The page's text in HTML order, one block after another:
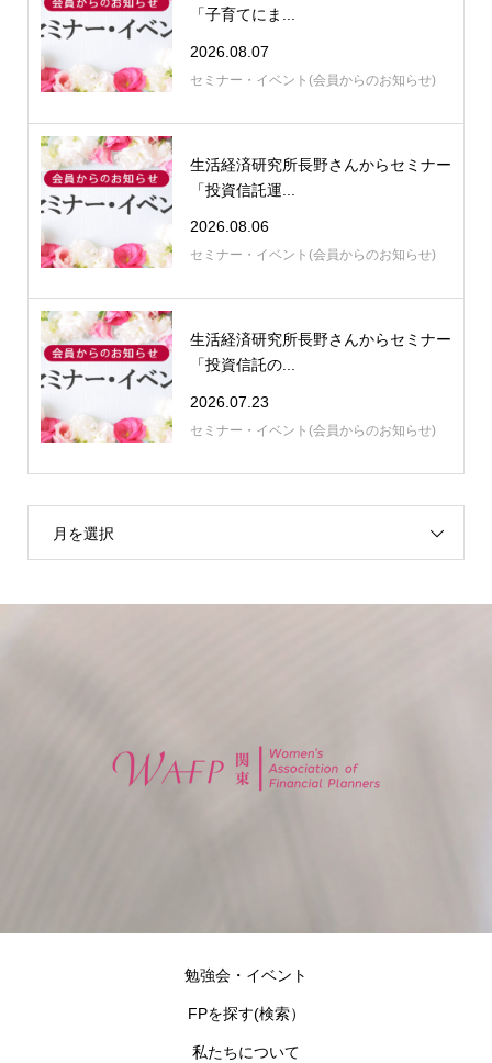
「子育てにま...
2026.08.07
セミナー・イベント(会員からのお知らせ)
生活経済研究所長野さんからセミナー
「投資信託運...
2026.08.06
セミナー・イベント(会員からのお知らせ)
生活経済研究所長野さんからセミナー
「投資信託の...
2026.07.23
セミナー・イベント(会員からのお知らせ)
月を選択
勉強会・イベント
FPを探す(検索）
私たちについて